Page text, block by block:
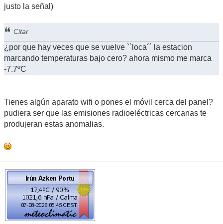
justo la señal)
Citar
¿por que hay veces que se vuelve ``loca´´ la estacion
marcando temperaturas bajo cero? ahora mismo me marca
-7.7ºC
Tienes algún aparato wifi o pones el móvil cerca del panel?
pudiera ser que las emisiones radioeléctricas cercanas te
produjeran estas anomalias.